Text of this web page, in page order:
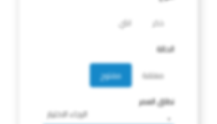
ذكر
انثي
الحالة
مغلقة
مفتوح
نطاق العمر
الرجاء الاختيار